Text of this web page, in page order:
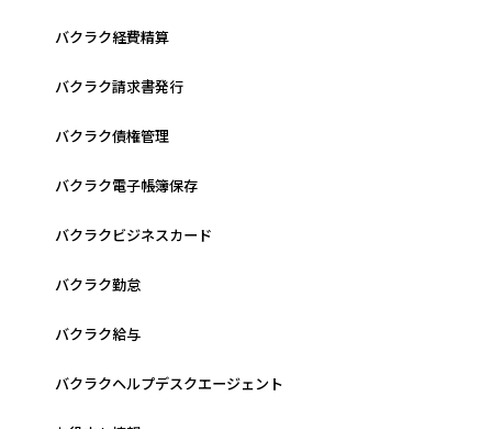
バクラク経費精算
バクラク請求書発行
バクラク債権管理
バクラク電子帳簿保存
バクラクビジネスカード
バクラク勤怠
バクラク給与
バクラクヘルプデスクエージェント